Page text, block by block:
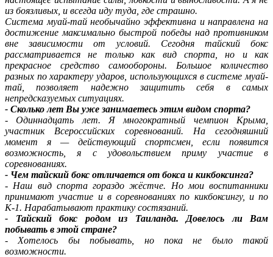
из боязливых, и всегда иду туда, где страшно.
Система муай-тай необычайно эффективна и направлена на
достижение максимально быстрой победы над противником
вне зависимости от условий. Сегодня тайский бокс
рассматривается не только как вид спорта, но и как
прекрасное средство самообороны. Большое количество
разных по характеру ударов, использующихся в системе муай-
тай, позволяет надежно защитить себя в самых
непредсказуемых ситуациях.
- Сколько лет Вы уже занимаетесь этим видом спорта?
- Одиннадцать лет. Я многократный чемпион Крыма,
участник Всероссийских соревнований. На сегодняшний
момент я — действующий спортсмен, если появится
возможность, я с удовольствием приму участие в
соревнованиях.
- Чем тайский бокс отличается от бокса и кикбоксинга?
- Наш вид спорта гораздо жёстче. Но мои воспитанники
принимают участие и в соревнованиях по кикбоксингу, и по
К-1. Нарабатывают практику состязаний.
- Тайский бокс родом из Таиланда. Довелось ли Вам
побывать в этой стране?
- Хотелось бы побывать, но пока не было такой
возможности.